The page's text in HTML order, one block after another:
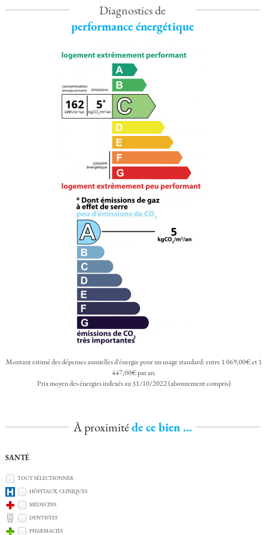
Diagnostics de
performance énergétique
Montant estimé des dépenses annuelles d'énergie pour un usage standard: entre 1 069,00€ et 1
447,00€ par an.
Prix moyen des énergies indexés au 31/10/2022 (abonnement compris)
À proximitéde ce bien ...
SANTÉ
TOUT SÉLECTIONNER
HÔPITAUX, CLINIQUES
MÉDECINS
DENTISTES
PHARMACIES